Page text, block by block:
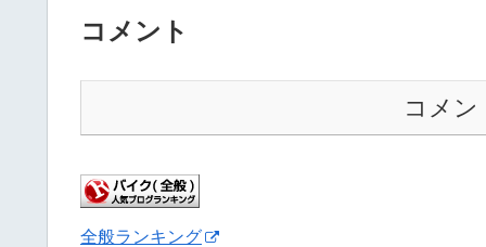
コメント
コメン
全般ランキング